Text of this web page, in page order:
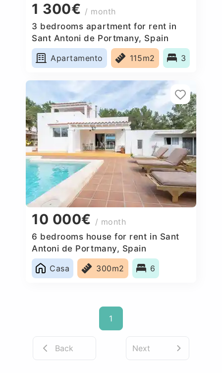
1 300€ / month
3 bedrooms apartment for rent in
Sant Antoni de Portmany, Spain
Apartamento
115m2 3
10 000€ / month
6 bedrooms house for rent in Sant
Antoni de Portmany, Spain
Casa
300m2 6
1
Back Next